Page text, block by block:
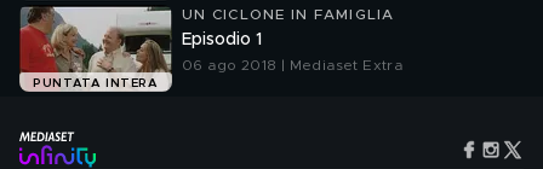
PUNTATA INTERA
UN CICLONE IN FAMIGLIA
Episodio 1
06 ago 2018 | Mediaset Extra